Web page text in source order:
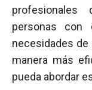
personas
necesidades de
manera más
pueda abordar